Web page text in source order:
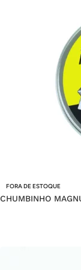
FORA DE ESTOQUE
CHUMBINHO